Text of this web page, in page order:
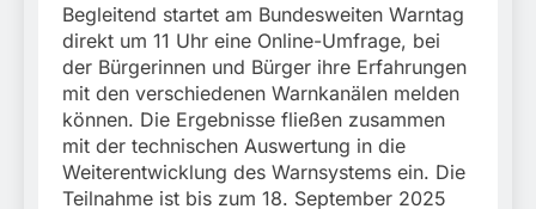
Begleitend startet am Bundesweiten Warntag
direkt um 11 Uhr eine Online-Umfrage, bei
der Bürgerinnen und Bürger ihre Erfahrungen
mit den verschiedenen Warnkanälen melden
können. Die Ergebnisse fließen zusammen
mit der technischen Auswertung in die
Weiterentwicklung des Warnsystems ein. Die
Teilnahme ist bis zum 18. September 2025